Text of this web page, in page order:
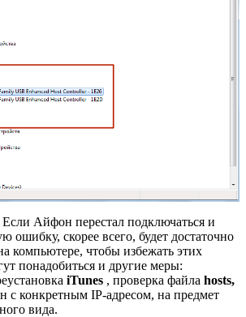
Если Айфон перестал подключаться и
ошибку, скорее всего, будет достаточно
компьютере, чтобы избежать этих
понадобиться и другие меры:
iTunes , проверка файла hosts,
с конкретным IP-адресом, на предмет
вида.